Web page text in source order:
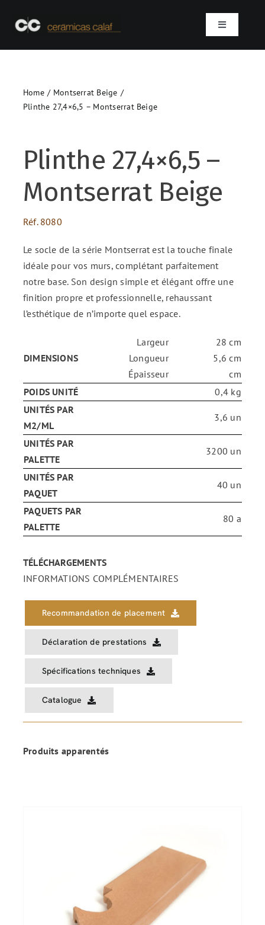
Toggle
Qui sommes-nous ?
Projets
SEARCH
ENG
Home
Montserrat Beige
Plinthe 27,4×6,5 – Montserrat Beige
Plinthe 27,4×6,5 –
Montserrat Beige
Réf. 8080
Le socle de la série Montserrat est la touche finale
idéale pour vos murs, complétant parfaitement
notre base. Son design simple et élégant offre une
finition propre et professionnelle, rehaussant
l’esthétique de n’importe quel espace.
DIMENSIONS
Largeur
Longueur
Épaisseur
28 cm
5,6 cm
cm
POIDS UNITÉ
0,4 kg
UNITÉS PAR
M2/ML
3,6 un
UNITÉS PAR
PALETTE
3200 un
UNITÉS PAR
PAQUET
40 un
PAQUETS PAR
PALETTE
80 a
TÉLÉCHARGEMENTS
INFORMATIONS COMPLÉMENTAIRES
Recommandation de placement
Déclaration de prestations
Spécifications techniques
Catalogue
Produits apparentés